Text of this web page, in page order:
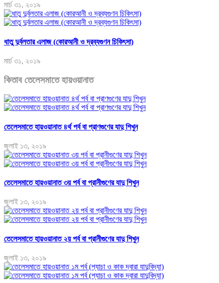
মার্চ ৩১, ২০১৯
ধাতু দুর্বলতার এলাজ (কোরআনী ও দ্রব্যগুণন চিকিৎসা)
মার্চ ৩১, ২০১৯
কিতাব তেলেসমাতে হায়ওয়ানাত
তেলেসমাতে হায়ওয়ানাত ৪র্থ পর্ব বা প্রাণগুণের যাদু শিখুন
জুলাই ১৩, ২০১৯
তেলেসমাতে হায়ওয়ানাত ৩য় পর্ব বা প্রানীগুণের যাদু শিখুন
জুলাই ১৩, ২০১৯
তেলেসমাতে হায়ওয়ানাত ২য় পর্ব বা প্রানীগুণের যাদু শিখুন
জুলাই ১৩, ২০১৯